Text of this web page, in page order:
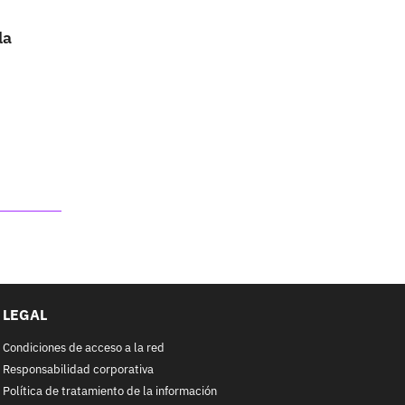
LEGAL
Condiciones de acceso a la red
Responsabilidad corporativa
Política de tratamiento de la información